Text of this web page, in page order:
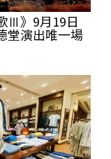
Ⅲ》9月19日
堂演出唯一場